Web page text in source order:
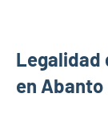
Legalidad
en Abanto